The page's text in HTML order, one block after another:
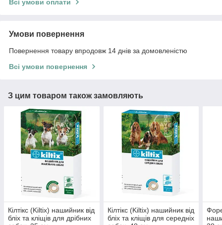
Всі умови оплати
Умови повернення
Повернення товару впродовж 14 днів за домовленістю
Всі умови повернення
З цим товаром також замовляють
Кілтікс (Kiltix) нашийник від
бліх та кліщів для дрібних
Кілтікс (Kiltix) нашийник від
бліх та кліщів для середніх